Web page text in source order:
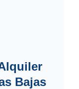
Bajas